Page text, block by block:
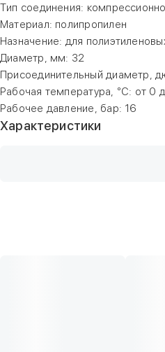
Тип соединения:
Материал: полипропилен
Назначение: для
Диаметр, мм: 32
Присоединительный диаметр,
Рабочая температура, °С: от 0
Рабочее давление, бар: 16
Характеристики